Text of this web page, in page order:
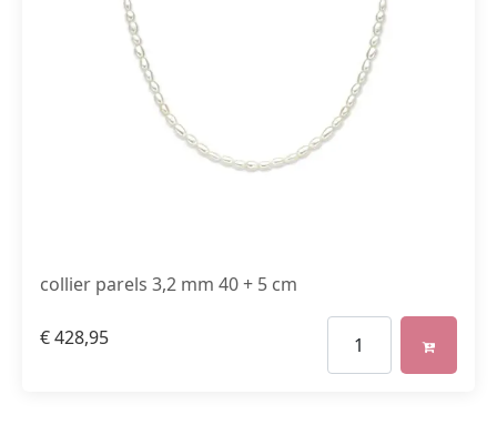
collier parels 3,2 mm 40 + 5 cm
€428,95